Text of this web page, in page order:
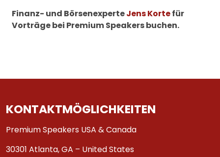
Finanz- und BörsenexperteJens Kortefür
Vorträge bei Premium Speakers buchen.
KONTAKTMÖGLICHKEITEN
Premium Speakers USA & Canada
30301 Atlanta, GA – United States